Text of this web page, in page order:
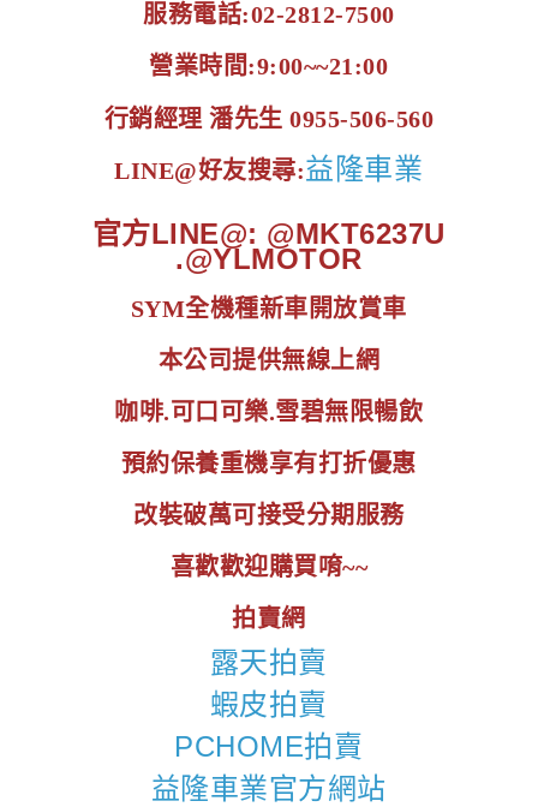
服務電話:02-2812-7500
營業時間:9:00~~21:00
行銷經理 潘先生 0955-506-560
LINE@好友搜尋:益隆車業
官方LINE@: @MKT6237U
.@YLMOTOR
SYM全機種新車開放賞車
本公司提供無線上網
咖啡.可口可樂.雪碧無限暢飲
預約保養重機享有打折優惠
改裝破萬可接受分期服務
喜歡歡迎購買唷~~
拍賣網
露天拍賣
蝦皮拍賣
PCHOME拍賣
益隆車業官方網站